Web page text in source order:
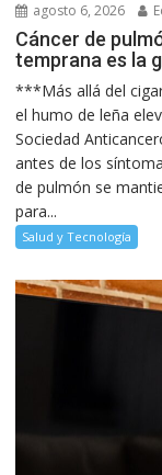
agosto 6, 2026
Cáncer de
temprana es la
***Más allá del
el humo de leña
Sociedad
antes de los
de pulmón se
para...
Salud y Tecnología